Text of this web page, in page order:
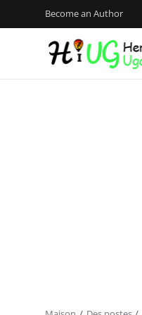
Become an Author